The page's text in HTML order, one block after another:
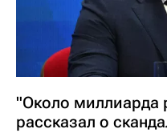
"Около миллиарда
рассказал о